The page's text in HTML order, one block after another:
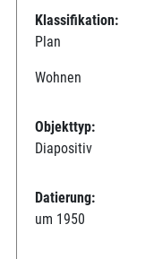
Klassifikation:
Plan
Wohnen
Objekttyp:
Diapositiv
Datierung:
um 1950